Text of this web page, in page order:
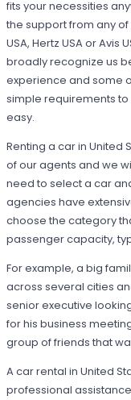
fits your necessities
the support from any
USA, Hertz USA or Avis
broadly recognize us
experience and some
simple requirements
easy.
Renting a car in United
of our agents and we
need to select a car
agencies have
choose the category
passenger capacity,
For example, a big
across several cities
senior executive
for his business
group of friends that
A car rental in United
professional